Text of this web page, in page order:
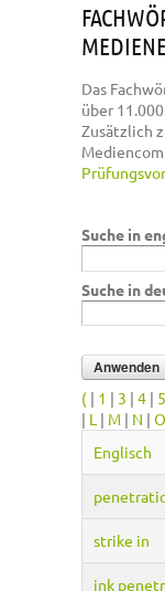
Das
über
Zusätzlich
Suche in
Suche in
( | 1 | 3 | 4 | 5
| L | M | N | O
Englisch
strike in
ink